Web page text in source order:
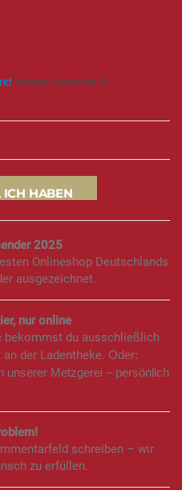
kommt obendrauf.
HABEN
2025
Onlineshop Deutschlands
ausgezeichnet.
nur online
bekommst du ausschließlich
der Ladentheke. Oder:
unserer Metzgerei – persönlich
schreiben – wir
zu erfüllen.